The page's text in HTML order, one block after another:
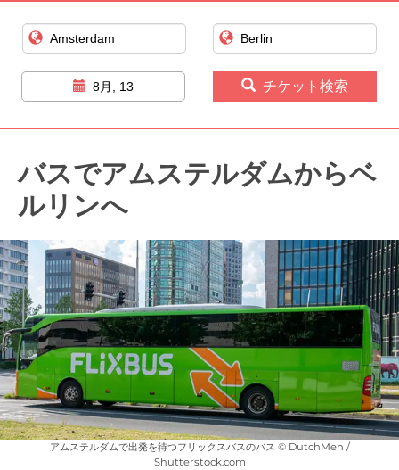
8月, 13 チケット検索
バスでアムステルダムからベ
ルリンへ
アムステルダムで出発を待つフリックスバスのバス © DutchMen /
Shutterstock.com